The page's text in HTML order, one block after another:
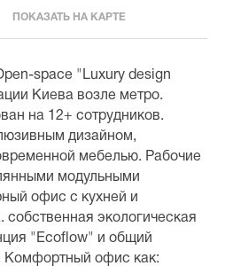
ПОКАЗАТЬ НА КАРТЕ
space "Luxury design
Киева возле метро.
на 12+ сотрудников.
дизайном,
мебелью. Рабочие
модульными
офис с кухней и
экологическая
"Ecoflow" и общий
Комфортный офис как: